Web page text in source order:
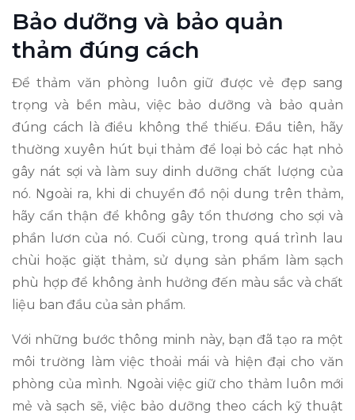
Bảo dưỡng và bảo quản
thảm đúng cách
Để thảm văn phòng luôn giữ được vẻ đẹp sang
trọng và bền màu, việc bảo dưỡng và bảo quản
đúng cách là điều không thể thiếu. Đầu tiên, hãy
thường xuyên hút bụi thảm để loại bỏ các hạt nhỏ
gây nát sợi và làm suy dinh dưỡng chất lượng của
nó. Ngoài ra, khi di chuyển đồ nội dung trên thảm,
hãy cẩn thận để không gây tổn thương cho sợi và
phần lươn của nó. Cuối cùng, trong quá trình lau
chùi hoặc giặt thảm, sử dụng sản phẩm làm sạch
phù hợp để không ảnh hưởng đến màu sắc và chất
liệu ban đầu của sản phẩm.
Với những bước thông minh này, bạn đã tạo ra một
môi trường làm việc thoải mái và hiện đại cho văn
phòng của mình. Ngoài việc giữ cho thảm luôn mới
mẻ và sạch sẽ, việc bảo dưỡng theo cách kỹ thuật